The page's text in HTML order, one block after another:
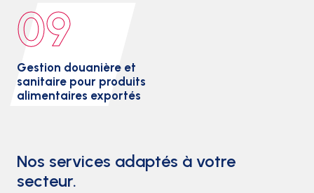
09
Gestion douanière et
sanitaire pour produits
alimentaires exportés
Nos services adaptés à votre
secteur.